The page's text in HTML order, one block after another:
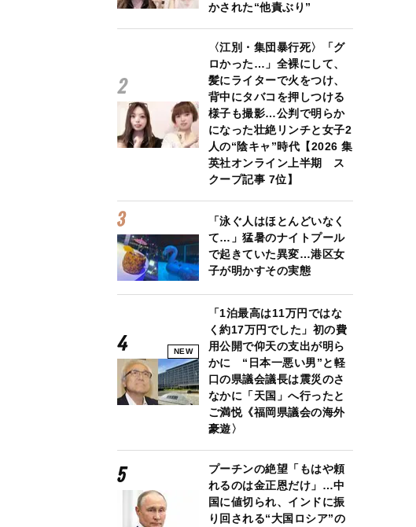
かされた“他責ぶり”
〈江別・集団暴行死〉「グ
ロかった…」全裸にして、
髪にライターで火をつけ、
背中にタバコを押しつける
様子も撮影…公判で明らか
になった壮絶リンチと女子2
人の“陰キャ”時代【2026 集
英社オンライン上半期 ス
クープ記事 7位】
「泳ぐ人はほとんどいなく
て…」猛暑のナイトプール
で起きていた異変…港区女
子が明かすその実態
NEW
「1泊最高は11万円ではな
く約17万円でした」初の費
用公開で仰天の支出が明ら
かに “日本一悪い男”と軽
口の県議会議長は震災のさ
なかに「天国」へ行ったと
ご満悦《福岡県議会の海外
豪遊〉
プーチンの絶望「もはや頼
れるのは金正恩だけ」…中
国に値切られ、インドに振
り回される“大国ロシア”の